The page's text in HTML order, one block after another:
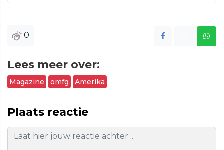
0
Lees meer over:
Magazine omfg Amerika
Plaats reactie